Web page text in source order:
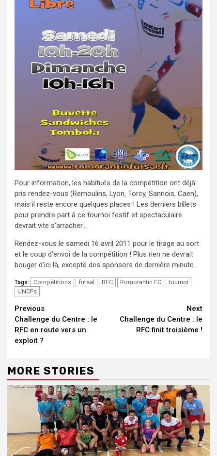
Pour information, les habitués de la compétition ont déjà
pris rendez-vous (Remoulins, Lyon, Torcy, Sannois, Caen),
mais il reste encore quelques places ! Les derniers billets
pour prendre part à ce tournoi festif et spectaculaire
devrait vite s’arracher…
Rendez-vous le samedi 16 avril 2011 pour le tirage au sort
et le coup d’envoi de la compétition ! Plus rien ne devrait
bouger d’ici là, excepté des sponsors de dernière minute…
Tags: Compétitions futsal RFC Romorantin FC
tournoi
UNCFs
Continue
Reading
Previous
Challenge du Centre : le
RFC en route vers un
exploit ?
Next
Challenge du Centre : le
RFC finit troisième !
MORE STORIES